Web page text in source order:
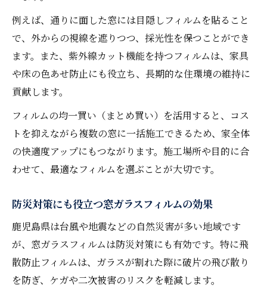
例えば、通りに面した窓には目隠しフィルムを貼ること
で、外からの視線を遮りつつ、採光性を保つことができ
ます。また、紫外線カット機能を持つフィルムは、家具
や床の色あせ防止にも役立ち、長期的な住環境の維持に
貢献します。
フィルムの均一買い（まとめ買い）を活用すると、コス
トを抑えながら複数の窓に一括施工できるため、家全体
の快適度アップにもつながります。施工場所や目的に合
わせて、最適なフィルムを選ぶことが大切です。
防災対策にも役立つ窓ガラスフィルムの効果
鹿児島県は台風や地震などの自然災害が多い地域です
が、窓ガラスフィルムは防災対策にも有効です。特に飛
散防止フィルムは、ガラスが割れた際に破片の飛び散り
を防ぎ、ケガや二次被害のリスクを軽減します。